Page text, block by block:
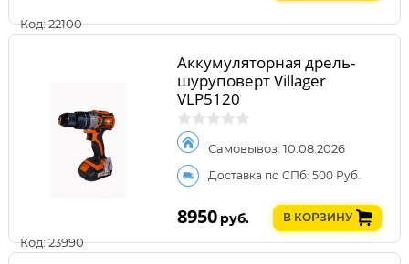
Код: 22100
Код: 23990
Аккумуляторная дрель-
шуруповерт Villager
VLP5120
Самовывоз: 10.08.2026
Доставка по СПб: 500 Руб.
8950 руб. В КОРЗИНУ